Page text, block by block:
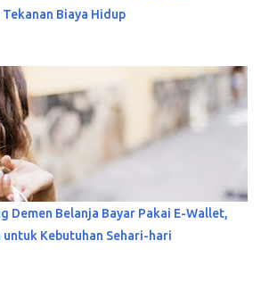
Biaya Hidup
Demen Belanja Bayar Pakai E-Wallet,
untuk Kebutuhan Sehari-hari